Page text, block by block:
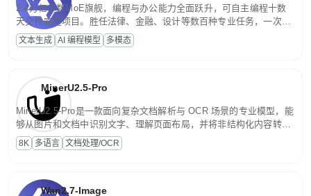
2.4万亿参数MoE旗舰，编程与办公能力全面跃升，可自主编程十数
天交付完整项目。胜任法律、金融、设计等数百种专业任务，一次对
话端到端交付生产级成果。原生视觉理解贯穿规划、执行与验证全流
程，支持超长文档与长视频的深度语义解析。长程任务中自主规划与
文本生成 AI 编程模型 多模态
MinerU2.5-Pro
MinerU2.5-Pro是一款面向复杂文档解析与 OCR 场景的专业模型，能
够从图片和文档中识别文字、理解页面布局，并将非结构化内容转换
为便于存储、检索和二次处理的结构化结果。
8K 多语言 文档处理/OCR
Wan2.7-Image